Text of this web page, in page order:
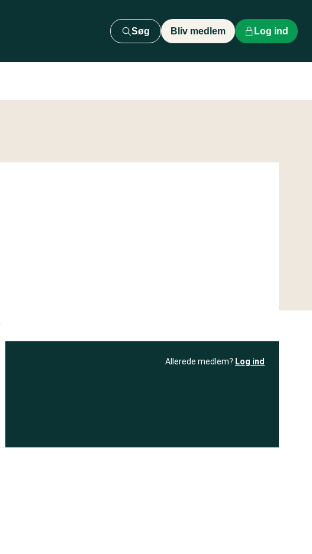
Søg Bliv medlem Log ind
Allerede medlem? Log ind